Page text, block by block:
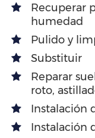
Recuperar
humedad
Pulido y
Substituir
Reparar
roto,
Instalación
Instalación